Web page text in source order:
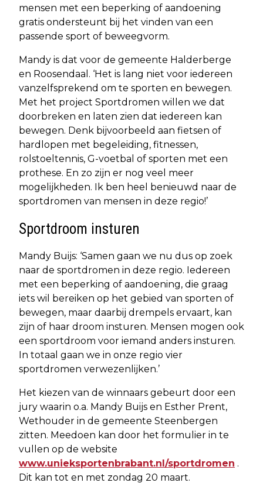
mensen met een beperking of aandoening
gratis ondersteunt bij het vinden van een
passende sport of beweegvorm.
Mandy is dat voor de gemeente Halderberge
en Roosendaal. ‘Het is lang niet voor iedereen
vanzelfsprekend om te sporten en bewegen.
Met het project Sportdromen willen we dat
doorbreken en laten zien dat iedereen kan
bewegen. Denk bijvoorbeeld aan fietsen of
hardlopen met begeleiding, fitnessen,
rolstoeltennis, G-voetbal of sporten met een
prothese. En zo zijn er nog veel meer
mogelijkheden. Ik ben heel benieuwd naar de
sportdromen van mensen in deze regio!’
Sportdroom insturen
Mandy Buijs: ‘Samen gaan we nu dus op zoek
naar de sportdromen in deze regio. Iedereen
met een beperking of aandoening, die graag
iets wil bereiken op het gebied van sporten of
bewegen, maar daarbij drempels ervaart, kan
zijn of haar droom insturen. Mensen mogen ook
een sportdroom voor iemand anders insturen.
In totaal gaan we in onze regio vier
sportdromen verwezenlijken.’
Het kiezen van de winnaars gebeurt door een
jury waarin o.a. Mandy Buijs en Esther Prent,
Wethouder in de gemeente Steenbergen
zitten. Meedoen kan door het formulier in te
vullen op de website
www.unieksportenbrabant.nl/sportdromen .
Dit kan tot en met zondag 20 maart.